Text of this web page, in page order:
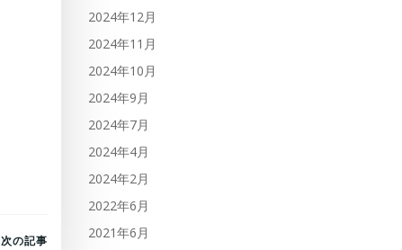
次の記事
2024年12月
2024年11月
2024年10月
2024年9月
2024年7月
2024年4月
2024年2月
2022年6月
2021年6月